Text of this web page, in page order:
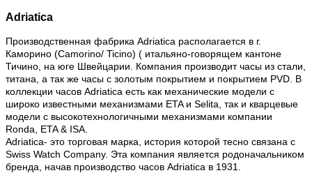
Adriatica
Производственная фабрика Adriatica располагается в г.
Каморино (Camorino/ Ticino) ( итальяно-говорящем кантоне
Тичино, на юге Швейцарии. Компания производит часы из стали,
титана, а так же часы с золотым покрытием и покрытием PVD. В
коллекции часов Adriatica есть как механические модели с
широко известными механизмами ETA и Selita, так и кварцевые
модели с высокотехнологичными механизмами компании
Ronda, ETA & ISA.
Adriatica- это торговая марка, история которой тесно связана с
Swiss Watch Company. Эта компания является родоначальником
бренда, начав производство часов Adriatica в 1931.